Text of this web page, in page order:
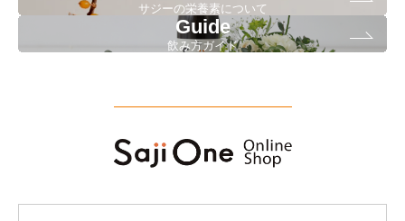
サジーの栄養素について
Guide
飲み方ガイド